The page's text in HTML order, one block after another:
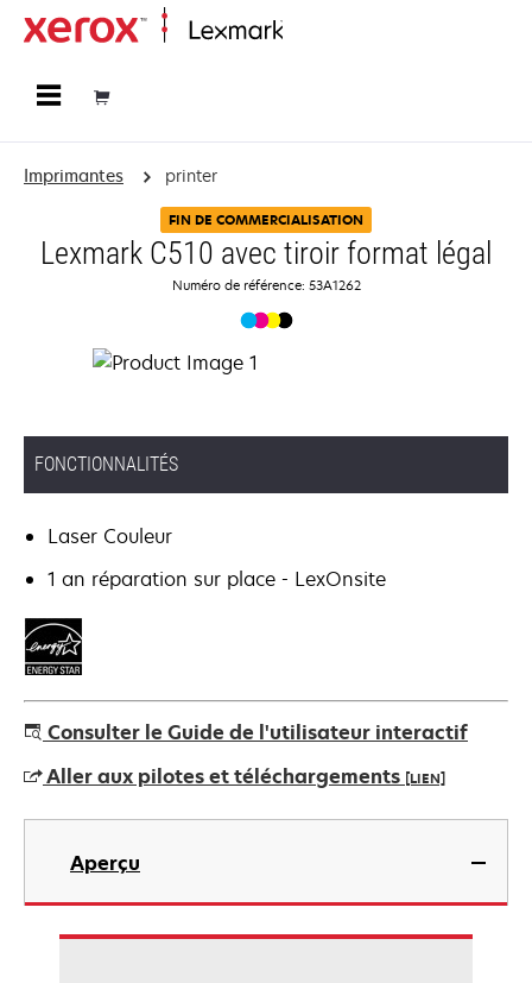
Imprimantes printer
FIN DE COMMERCIALISATION
Lexmark C510 avec tiroir format légal
Numéro de référence: 53A1262
FONCTIONNALITÉS
Laser Couleur
1 an réparation sur place - LexOnsite
Consulter le Guide de l'utilisateur interactif
Aller aux pilotes et téléchargements [LIEN]
s’ouvre
nouvel
onglet
Aperçu